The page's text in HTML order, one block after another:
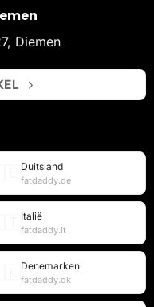
Diemen
Duitsland
fatdaddy.de
Italië
fatdaddy.it
Denemarken
fatdaddy.dk